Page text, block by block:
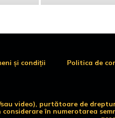
și condiții Politica de
video), purtătoare de
în numerotarea